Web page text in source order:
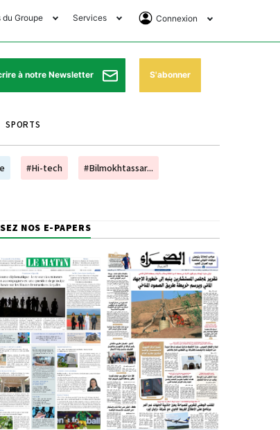
du Groupe
Forum
Services
Horaires de prières
Pharmacies de garde
Programme TV
Cinéma
Connexion
Se Connecter
Abonnement
à notre Newsletter S'abonner
SPORTS
#Hi-tech #Bilmokhtassar...
NOS E-PAPERS